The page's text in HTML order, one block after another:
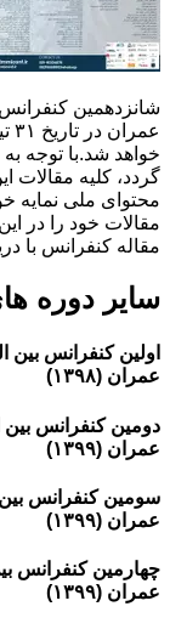
شانزدهمین
خواهد شد.با توجه
گردد، کلیه مقالات
محتوای ملی نمایه
مقالات خود را در
مقاله کنفرانس با
سایر دوره
اولین کنفرانس
عمران (۱۳۹۸)
دومین کنفرانس
عمران (۱۳۹۹)
سومین کنفرانس
عمران (۱۳۹۹)
چهارمین کنفرانس
عمران (۱۳۹۹)